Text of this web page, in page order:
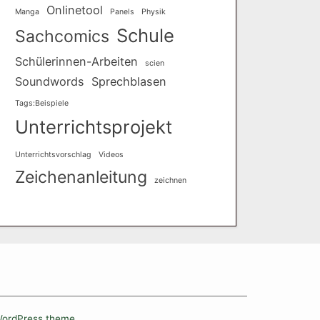
Manga Onlinetool Panels Physik
Sachcomics Schule
Schülerinnen-Arbeiten scien
Soundwords Sprechblasen
Tags:Beispiele
Unterrichtsprojekt
Unterrichtsvorschlag Videos
Zeichenanleitung zeichnen